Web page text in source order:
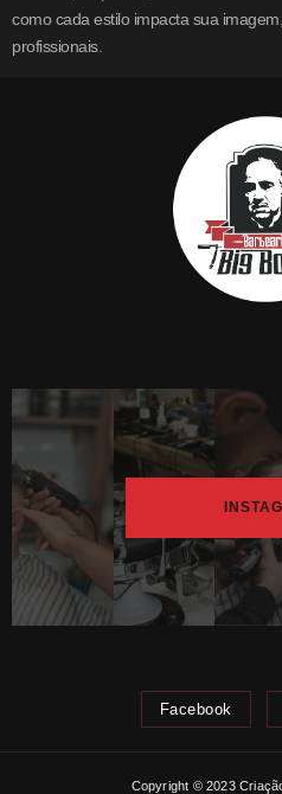
como cada estilo impacta sua
profissionais.
Facebook
Copyright © 2023